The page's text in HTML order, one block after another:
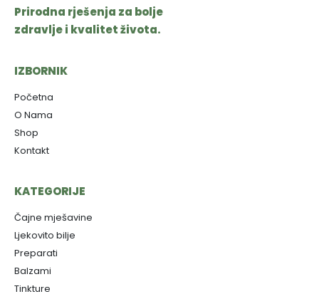
Prirodna rješenja za bolje
zdravlje i kvalitet života.
IZBORNIK
Početna
O Nama
Shop
Kontakt
KATEGORIJE
Čajne mješavine
Ljekovito bilje
Preparati
Balzami
Tinkture